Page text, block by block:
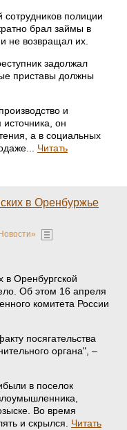
полиции
брал займы в
не возвращал их.
задолжал
приставы должны
и
он
а в социальных
Читать
в Оренбуржье
в Оренбургской
Об этом 16 апреля
комитета России
посягательства
органа", –
в поселок
Во время
и скрылся. Читать